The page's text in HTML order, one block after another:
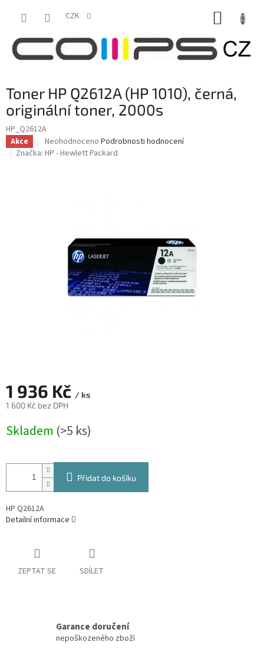
CZK
Toner HP Q2612A (HP 1010), černá,
originální toner, 2000s
HP_Q2612A
Akce
Průměrné
hodnocení
Neohodnoceno Podrobnosti hodnocení
Značka: HP - Hewlett Packard
1 936 Kč / ks
1 600 Kč bez DPH
cena:
Skladem (>5 ks)
Přidat do košíku
HP Q2612A
Detailní informace
ZEPTAT SE SDÍLET
Garance doručení
nepoškozeného zboží